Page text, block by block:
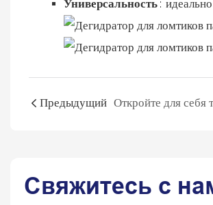
Универсальность:
Предыдущий
Свяжитесь с